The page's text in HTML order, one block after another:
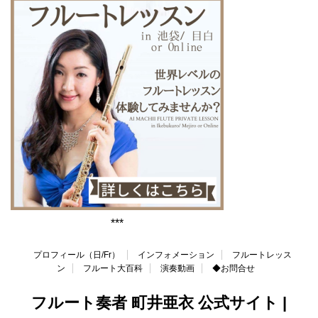
***
プロフィール（日/Fr） インフォメーション
フルートレッス
ン
フルート大百科 演奏動画 ◆お問合せ
フルート奏者 町井亜衣 公式サイト |